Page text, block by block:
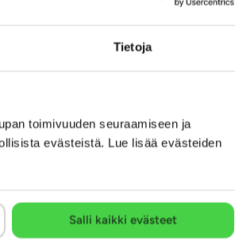
Tietoja
toimivuuden seuraamiseen ja
evästeistä. Lue lisää evästeiden
Salli kaikki evästeet
Muut